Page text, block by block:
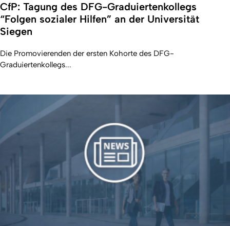
CfP: Tagung des DFG-Graduiertenkollegs
“Folgen sozialer Hilfen” an der Universität
Siegen
Die Promovierenden der ersten Kohorte des DFG-
Graduiertenkollegs...